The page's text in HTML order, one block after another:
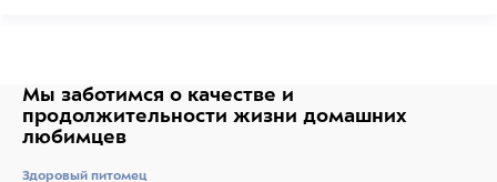
витамин Е
Пребиотики М.О.S и X.O.S.помогают сохранять
естественный баланс кишечной микрофлоры и
Мы заботимся о качестве и
продолжительности жизни домашних
любимцев
Здоровый питомец